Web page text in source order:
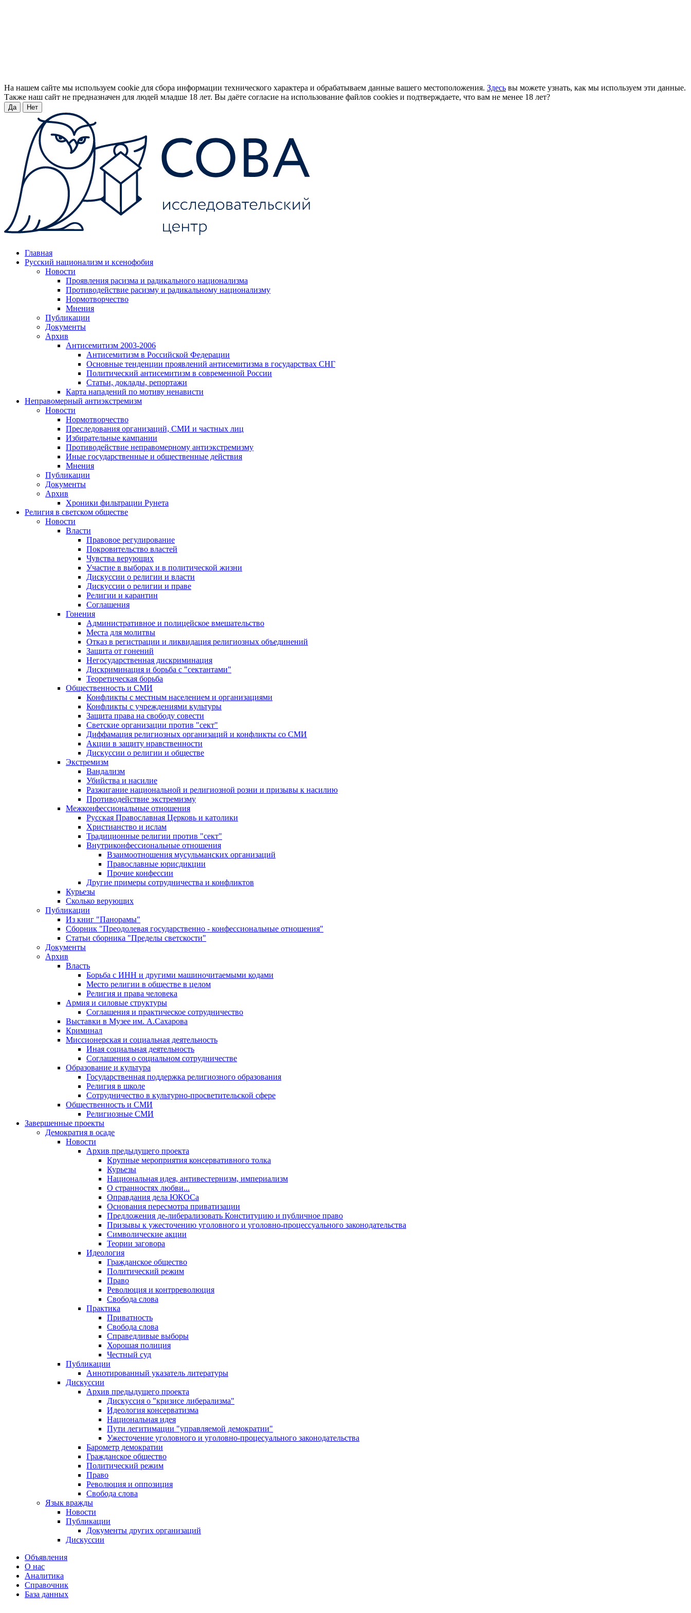
На нашем сайте мы используем cookie для сбора информации технического характера и обрабатываем данные вашего местоположения. Здесь вы можете узнать, как мы используем эти данные.
Также наш сайт не предназначен для людей младше 18 лет. Вы даёте согласие на использование файлов cookies и подтверждаете, что вам не менее 18 лет?
Да Нет
Главная
Русский национализм и ксенофобия
Новости
Проявления расизма и радикального национализма
Противодействие расизму и радикальному национализму
Нормотворчество
Мнения
Публикации
Документы
Архив
Антисемитизм 2003-2006
Антисемитизм в Российской Федерации
Основные тенденции проявлений антисемитизма в государствах СНГ
Политический антисемитизм в современной России
Статьи, доклады, репортажи
Карта нападений по мотиву ненависти
Неправомерный антиэкстремизм
Новости
Нормотворчество
Преследования организаций, СМИ и частных лиц
Избирательные кампании
Противодействие неправомерному антиэкстремизму
Иные государственные и общественные действия
Мнения
Публикации
Документы
Архив
Хроники фильтрации Рунета
Религия в светском обществе
Новости
Власти
Правовое регулирование
Покровительство властей
Чувства верующих
Участие в выборах и в политической жизни
Дискуссии о религии и власти
Дискуссии о религии и праве
Религии и карантин
Соглашения
Гонения
Административное и полицейское вмешательство
Места для молитвы
Отказ в регистрации и ликвидация религиозных объединений
Защита от гонений
Негосударственная дискриминация
Дискриминация и борьба с "сектантами"
Теоретическая борьба
Общественность и СМИ
Конфликты с местным населением и организациями
Конфликты с учреждениями культуры
Защита права на свободу совести
Светские организации против "сект"
Диффамация религиозных организаций и конфликты со СМИ
Акции в защиту нравственности
Дискуссии о религии и обществе
Экстремизм
Вандализм
Убийства и насилие
Разжигание национальной и религиозной розни и призывы к насилию
Противодействие экстремизму
Межконфессиональные отношения
Русская Православная Церковь и католики
Христианство и ислам
Традиционные религии против "сект"
Внутриконфессиональные отношения
Взаимоотношения мусульманских организаций
Православные юрисдикции
Прочие конфессии
Другие примеры сотрудничества и конфликтов
Курьезы
Сколько верующих
Публикации
Из книг "Панорамы"
Сборник "Преодолевая государственно - конфессиональные отношения"
Статьи сборника "Пределы светскости"
Документы
Архив
Власть
Борьба с ИНН и другими машиночитаемыми кодами
Место религии в обществе в целом
Религия и права человека
Армия и силовые структуры
Соглашения и практическое сотрудничество
Выставки в Музее им. А.Сахарова
Криминал
Миссионерская и социальная деятельность
Иная социальная деятельность
Соглашения о социальном сотрудничестве
Образование и культура
Государственная поддержка религиозного образования
Религия в школе
Сотрудничество в культурно-просветительской сфере
Общественность и СМИ
Религиозные СМИ
Завершенные проекты
Демократия в осаде
Новости
Архив предыдущего проекта
Крупные мероприятия консервативного толка
Курьезы
Национальная идея, антивестернизм, империализм
О странностях любви...
Оправдания дела ЮКОСа
Основания пересмотра приватизации
Предложения де-либерализовать Конституцию и публичное право
Призывы к ужесточению уголовного и уголовно-процессуального законодательства
Символические акции
Теории заговора
Идеология
Гражданское общество
Политический режим
Право
Революция и контрреволюция
Свобода слова
Практика
Приватность
Свобода слова
Справедливые выборы
Хорошая полиция
Честный суд
Публикации
Аннотированный указатель литературы
Дискуссии
Архив предыдущего проекта
Дискуссия о "кризисе либерализма"
Идеология консерватизма
Национальная идея
Пути легитимации "управляемой демократии"
Ужесточение уголовного и уголовно-процесуального законодательства
Барометр демократии
Гражданское общество
Политический режим
Право
Революция и оппозиция
Свобода слова
Язык вражды
Новости
Публикации
Документы других организаций
Дискуссии
Объявления
О нас
Аналитика
Справочник
База данных